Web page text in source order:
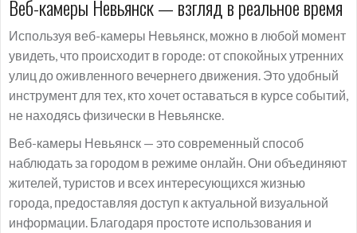
Веб-камеры Невьянск — взгляд в реальное время
Используя веб-камеры Невьянск, можно в любой момент
увидеть, что происходит в городе: от спокойных утренних
улиц до оживленного вечернего движения. Это удобный
инструмент для тех, кто хочет оставаться в курсе событий,
не находясь физически в Невьянске.
Веб-камеры Невьянск — это современный способ
наблюдать за городом в режиме онлайн. Они объединяют
жителей, туристов и всех интересующихся жизнью
города, предоставляя доступ к актуальной визуальной
информации. Благодаря простоте использования и